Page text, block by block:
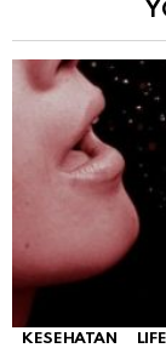
KESEHATAN